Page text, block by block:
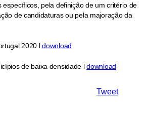
pela definição de um critério de
de candidaturas ou pela majoração da
2020 ldownload
de baixa densidade ldownload
Tweet